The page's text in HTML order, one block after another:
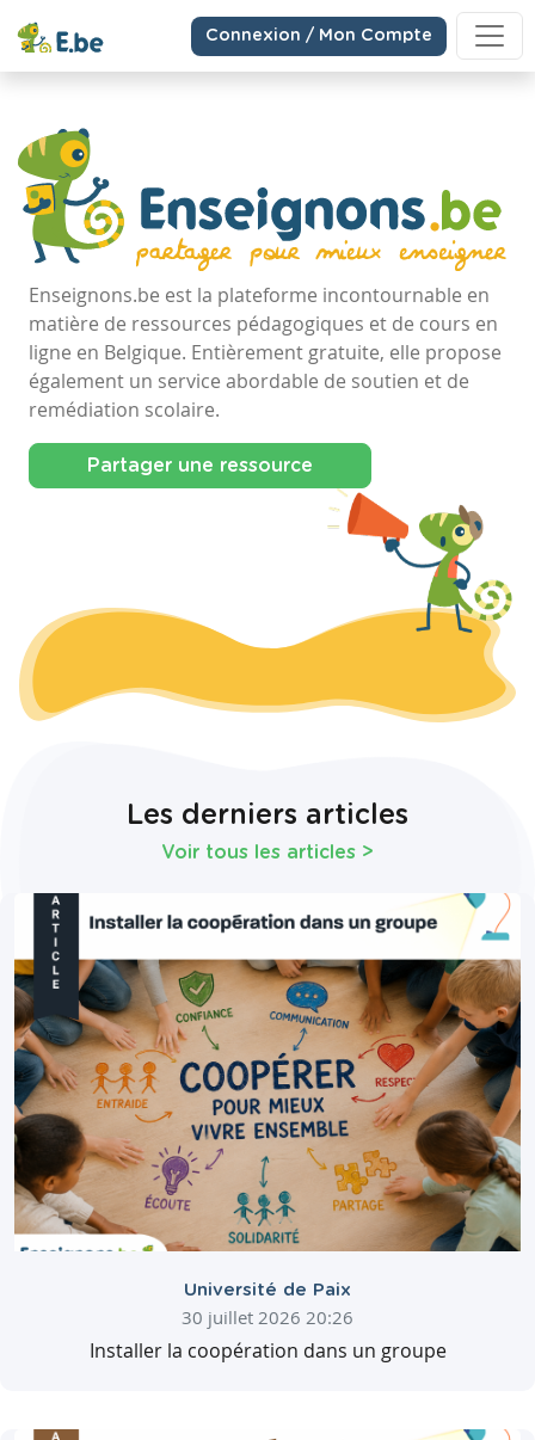
Connexion / Mon Compte
Enseignons.be est la plateforme incontournable en
matière de ressources pédagogiques et de cours en
ligne en Belgique. Entièrement gratuite, elle propose
également un service abordable de soutien et de
remédiation scolaire.
Partager une ressource
Les derniers articles
Voir tous les articles >
Université de Paix
30 juillet 2026 20:26
Installer la coopération dans un groupe